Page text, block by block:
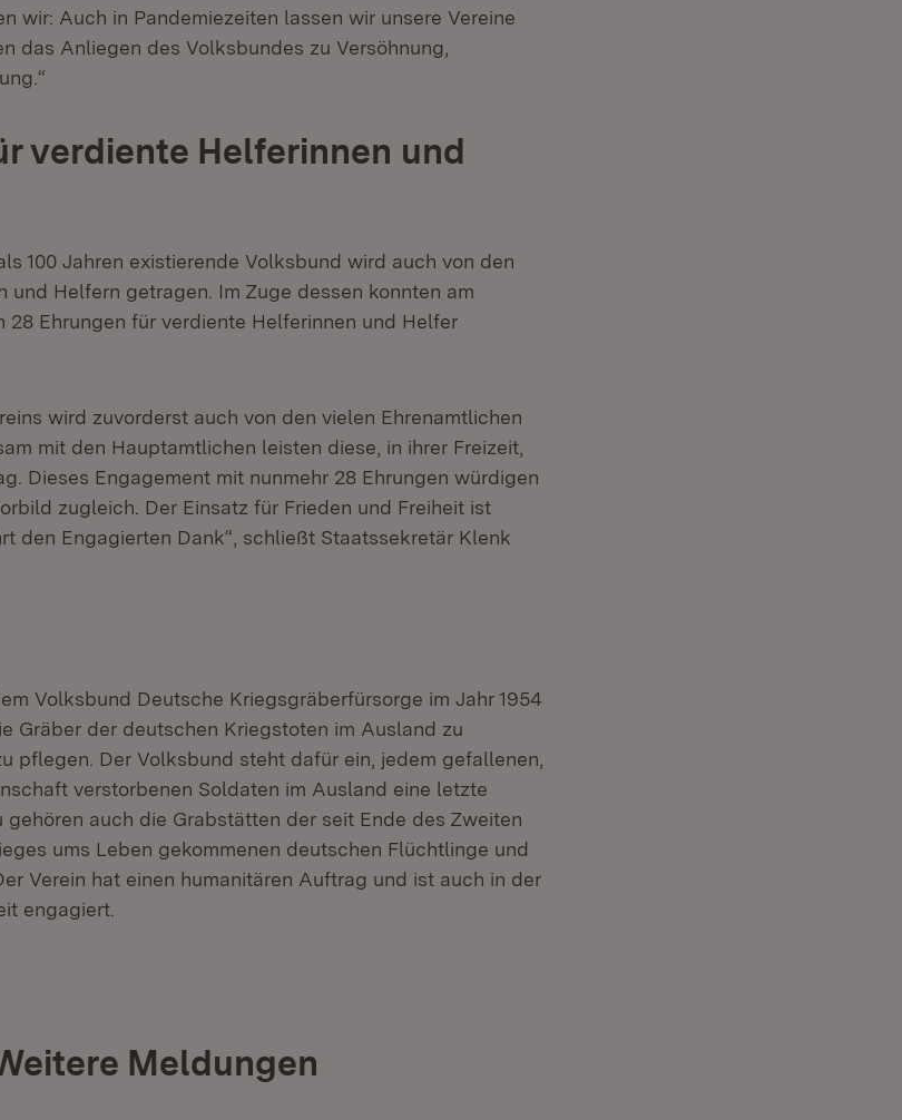
wir: Auch in Pandemiezeiten lassen wir unsere Vereine
das Anliegen des Volksbundes zu Versöhnung,
verdiente Helferinnen und
100 Jahren existierende Volksbund wird auch von den
und Helfern getragen. Im Zuge dessen konnten am
28 Ehrungen für verdiente Helferinnen und Helfer
wird zuvorderst auch von den vielen Ehrenamtlichen
mit den Hauptamtlichen leisten diese, in ihrer Freizeit,
Dieses Engagement mit nunmehr 28 Ehrungen würdigen
zugleich. Der Einsatz für Frieden und Freiheit ist
den Engagierten Dank“, schließt Staatssekretär Klenk
Volksbund Deutsche Kriegsgräberfürsorge im Jahr 1954
Gräber der deutschen Kriegstoten im Ausland zu
pflegen. Der Volksbund steht dafür ein, jedem gefallenen,
verstorbenen Soldaten im Ausland eine letzte
gehören auch die Grabstätten der seit Ende des Zweiten
ums Leben gekommenen deutschen Flüchtlinge und
Verein hat einen humanitären Auftrag und ist auch in der
engagiert.
Meldungen